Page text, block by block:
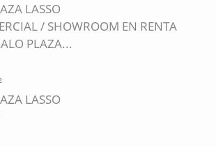
LASSO
/ SHOWROOM EN RENTA
PLAZA...
LASSO